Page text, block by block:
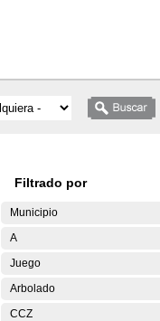
Filtrado por
Municipio
A
Juego
Arbolado
CCZ